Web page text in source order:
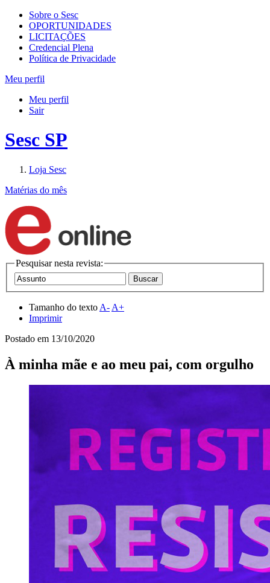
Sobre o Sesc
OPORTUNIDADES
LICITAÇÕES
Credencial Plena
Política de Privacidade
Meu perfil
Meu perfil
Sair
Sesc SP
Loja Sesc
Matérias do mês
Pesquisar nesta revista:
Tamanho do texto A- A+
Imprimir
Postado em 13/10/2020
À minha mãe e ao meu pai, com orgulho